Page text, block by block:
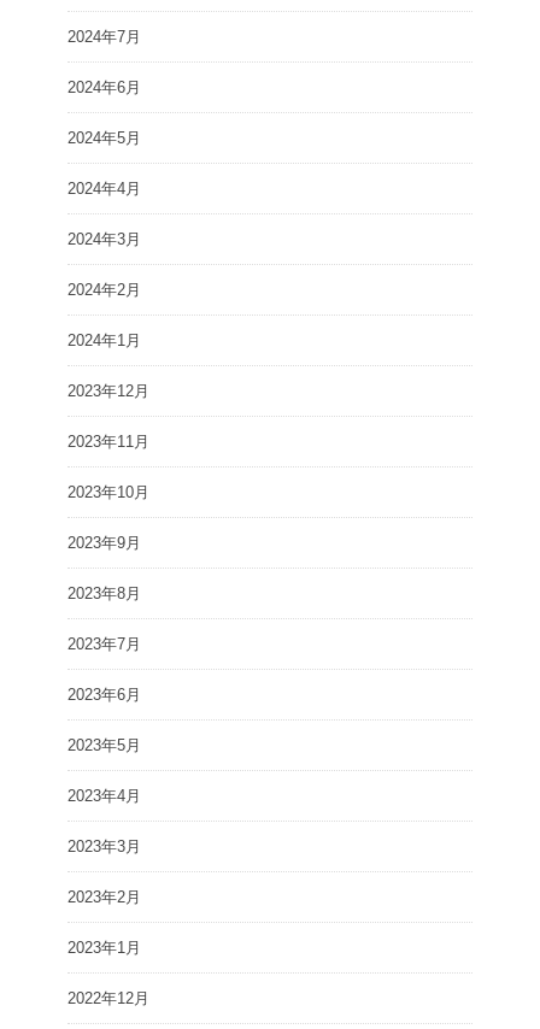
2024年7月
2024年6月
2024年5月
2024年4月
2024年3月
2024年2月
2024年1月
2023年12月
2023年11月
2023年10月
2023年9月
2023年8月
2023年7月
2023年6月
2023年5月
2023年4月
2023年3月
2023年2月
2023年1月
2022年12月